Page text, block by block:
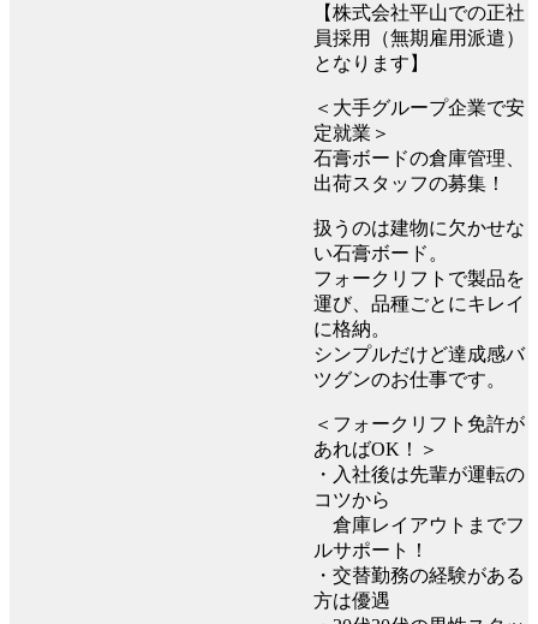
【株式会社平山での正社
員採用（無期雇用派遣）
となります】
＜大手グループ企業で安
定就業＞
石膏ボードの倉庫管理、
出荷スタッフの募集！
扱うのは建物に欠かせな
い石膏ボード。
フォークリフトで製品を
運び、品種ごとにキレイ
に格納。
シンプルだけど達成感バ
ツグンのお仕事です。
＜フォークリフト免許が
あればOK！＞
・入社後は先輩が運転の
コツから
倉庫レイアウトまでフ
ルサポート！
・交替勤務の経験がある
方は優遇